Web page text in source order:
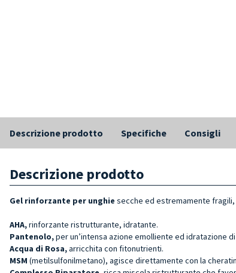
Descrizione prodotto Specifiche Consigli
Descrizione prodotto
Gel rinforzante per unghie secche ed estremamente
AHA,rinforzante ristrutturante, idratante.
Pantenolo,per un’intensa azione emolliente ed idratazione
Acqua di Rosa,arricchita con fitonutrienti.
MSM (metilsulfonilmetano), agisce direttamente con la